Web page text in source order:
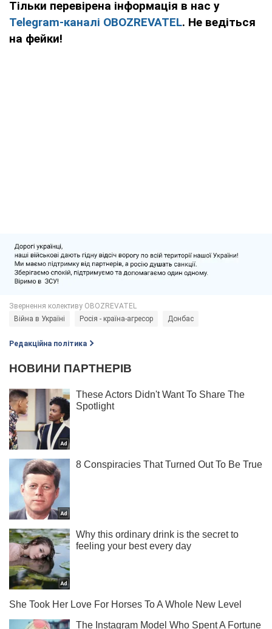
Тільки перевірена інформація в нас у
Telegram-каналі OBOZREVATEL. Не ведіться
на фейки!
Війна в Україні Росія - країна-агресор Донбас
Редакційна політика